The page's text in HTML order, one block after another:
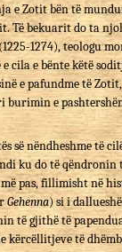
e Zotit bën të
Të bekuarit do ta
1274), teologu
cila e bënte këtë
e pafundme të
e
së nëndheshme të
ku do të
pas, fillimisht në
Gehenna) si i
të gjithë të
kërcëllitjeve të